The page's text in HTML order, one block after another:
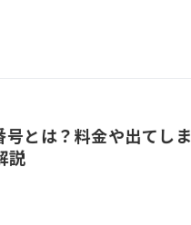
とは？料金や出てしま
説